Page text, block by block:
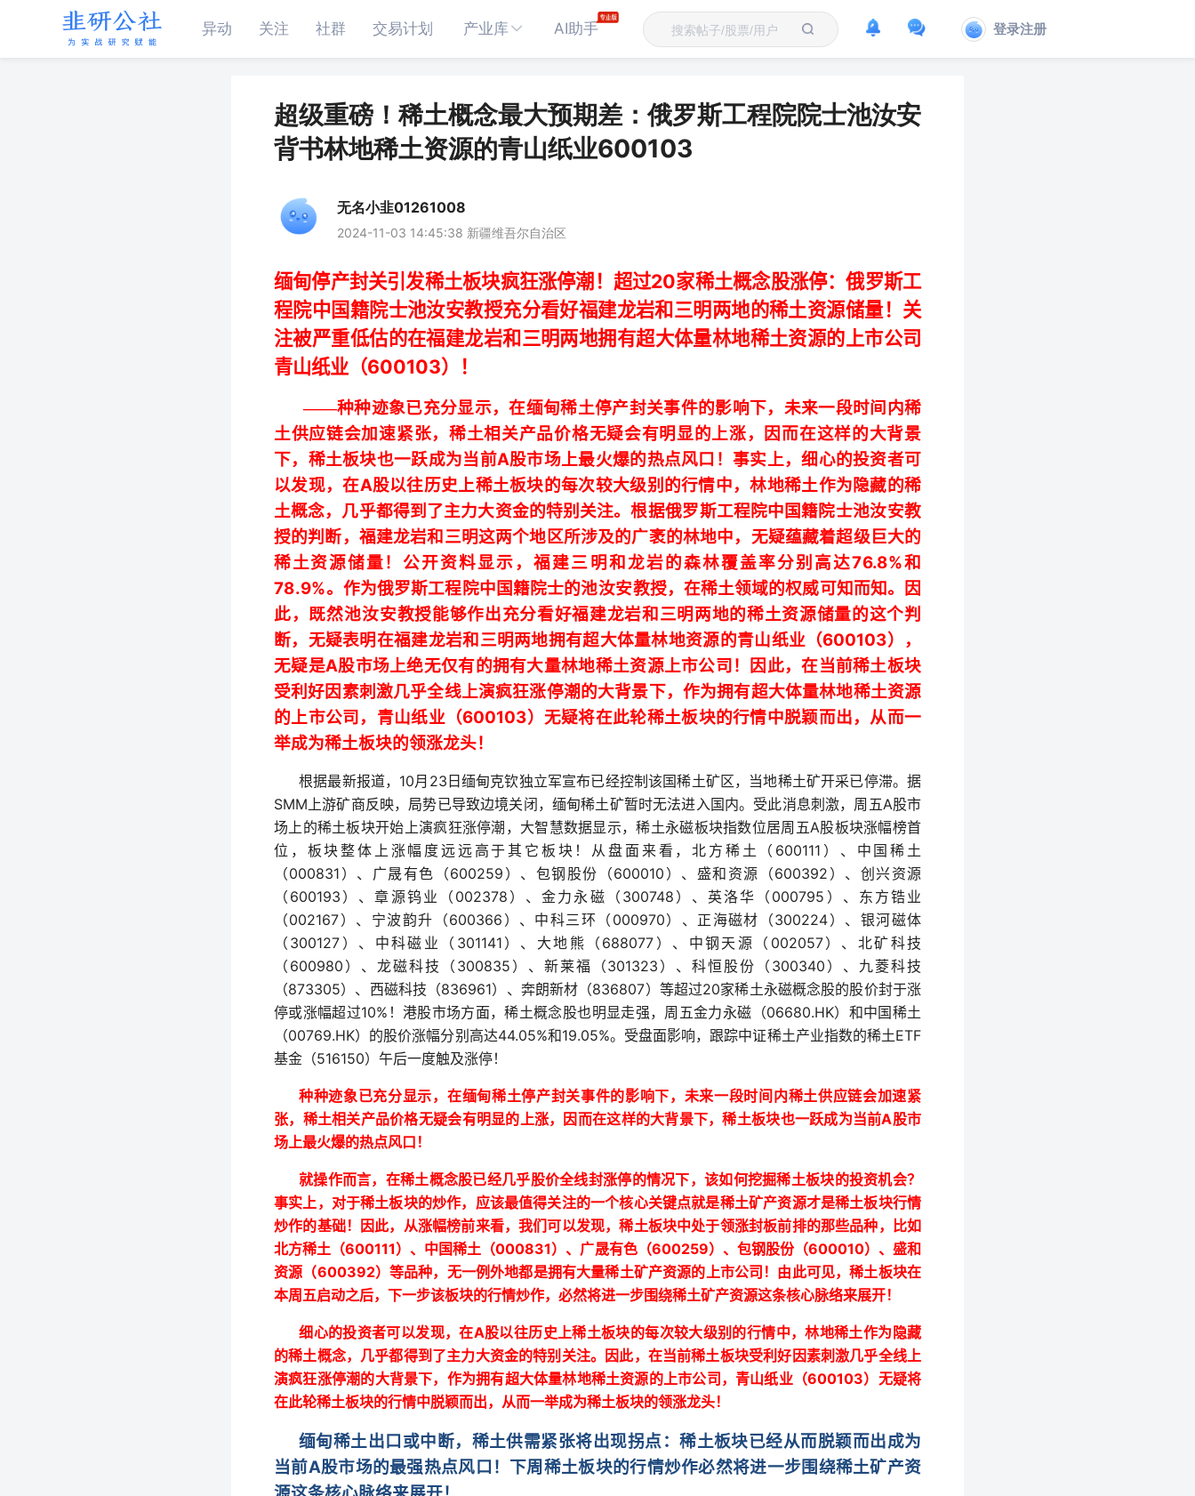
异动 关注 社群 交易计划 产业库 AI助手 登录注册
超级重磅！稀土概念最大预期差：俄罗斯工程院院士池汝安
背书林地稀土资源的青山纸业600103
无名小韭01261008
2024-11-03 14:45:38 新疆维吾尔自治区
缅甸停产封关引发稀土板块疯狂涨停潮！超过20家稀土概念股涨停：俄罗斯工
程院中国籍院士池汝安教授充分看好福建龙岩和三明两地的稀土资源储量！ 关
注被严重低估的在福建龙岩和三明两地拥有超大体量林地稀土资源的上市公司
青山纸业（600103）！
——种种迹象已充分显示，在缅甸稀土停产封关事件的影响下，未来一段时间内稀
土供应链会加速紧张，稀土相关产品价格无疑会有明显的上涨，因而在这样的大背景
下，稀土板块也一跃成为当前A股市场上最火爆的热点风口！事实上，细心的投资者可
以发现，在A股以往历史上稀土板块的每次较大级别的行情中，林地稀土作为隐藏的稀
土概念，几乎都得到了主力大资金的特别关注。根据俄罗斯工程院中国籍院士池汝安教
授的判断， 福建龙岩和三明这两个地区所涉及的广袤的林地中，无疑蕴藏着超级巨大的
稀土资源储量！ 公开资料显示，福建三明和龙岩的森林覆盖率分别高达76.8%和
78.9%。 作为俄罗斯工程院中国籍院士的池汝安教授，在稀土领域的权威可知而知。因
此，既然池汝安教授能够作出充分看好福建龙岩和三明两地的稀土资源储量的这个判
断，无疑表明在福建龙岩和三明两地拥有超大体量林地资源的青山纸业（600103），
无疑是A股市场上绝无仅有的拥有大量林地稀土资源上市公司！因此，在当前稀土板块
受利好因素刺激几乎全线上演疯狂涨停潮的大背景下，作为拥有超大体量林地稀土资源
的上市公司，青山纸业（600103） 无疑将在此轮稀土板块的行情中脱颖而出，从而一
举成为稀土板块的领涨龙头！
根据最新报道， 10月 23 日缅甸克钦独立军宣布已经控制该国稀土矿区，当地稀土矿开采已停滞。据
SMM 上游矿商反映，局势已导致边境关闭，缅甸稀土矿暂时无法进入国内。受此消息刺激，周五A股市
场上的稀土板块开始上演疯狂涨停潮，大智慧数据显示，稀土永磁板块指数位居周五A股板块涨幅榜首
位，板块整体上涨幅度远远高于其它板块！从盘面来看，北方稀土（ 600111 ）、中国稀土
（000831 ）、广晟有色（600259 ）、包钢股份（600010 ）、盛和资源（600392 ）、创兴资源
（ 600193 ）、章源钨业（ 002378 ）、金力永磁（ 300748 ）、英洛华（ 000795 ）、东方锆业
（002167）、宁波韵升（600366 ）、中科三环（ 000970）、正海磁材（300224）、银河磁体
（ 300127 ）、中科磁业（ 301141 ）、大地熊（ 688077 ）、中钢天源（ 002057）、北矿科技
（ 600980 ）、龙磁科技（ 300835 ）、新莱福（301323 ）、科恒股份（ 300340 ）、九菱科技
（873305）、西磁科技（836961）、奔朗新材（836807）等超过20家稀土永磁概念股的股价封于涨
停或涨幅超过10% ！港股市场方面，稀土概念股也明显走强，周五金力永磁 （06680.HK）和中国稀土
（00769.HK）的股价涨幅分别高达44.05%和19.05%。受盘面影响，跟踪中证稀土产业指数的稀土ETF
基金（516150）午后一度触及涨停！
种种迹象已充分显示，在缅甸稀土停产封关事件的影响下，未来一段时间内稀土供应链会加速紧
张，稀土相关产品价格无疑会有明显的上涨，因而在这样的大背景下，稀土板块也一跃成为当前A股市
场上最火爆的热点风口！
就操作而言，在稀土概念股已经几乎股价全线封涨停的情况下，该如何挖掘稀土板块的投资机会？
事实上，对于稀土板块的炒作，应该最值得关注的一个核心关键点就是稀土矿产资源才是稀土板块行情
炒作的基础！因此，从涨幅榜前来看，我们可以发现，稀土板块中处于领涨封板前排的那些品种，比如
北方稀土（600111）、中国稀土（000831）、广晟有色（600259）、包钢股份（600010）、盛和
资源（600392）等品种，无一例外地都是拥有大量稀土矿产资源的上市公司！由此可见，稀土板块在
本周五启动之后，下一步该板块的行情炒作，必然将进一步围绕稀土矿产资源这条核心脉络来展开！
细心的投资者可以发现，在A股以往历史上稀土板块的每次较大级别的行情中，林地稀土作为隐藏
的稀土概念，几乎都得到了主力大资金的特别关注。
因此，在当前稀土板块受利好因素刺激几乎全线上
演疯狂涨停潮的大背景下，作为拥有超大体量林地稀土资源的上市公司，青山纸业（600103） 无疑将
在此轮稀土板块的行情中脱颖而出，从而一举成为稀土板块的领涨龙头！
缅甸稀土出口或中断，稀土供需紧张将出现拐点：稀土板块已经从而脱颖而出成为
当前A股市场的最强热点风口！下周稀土板块的行情炒作必然将进一步围绕稀土矿产资